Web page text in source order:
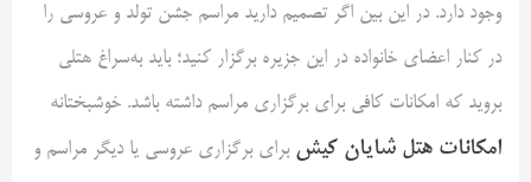
وجود دارد. در این بین اگر تصمیم دارید مراسم جشن تولد و عروسی را
در کنار اعضای خانواده در این جزیره برگزار کنید؛ باید به‌سراغ هتلی
بروید که امکانات کافی برای برگزاری مراسم داشته باشد. خوشبختانه
امکانات هتل شایان کیش برای برگزاری عروسی یا دیگر مراسم و